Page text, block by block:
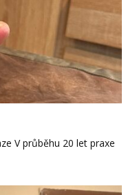
V průběhu 20 let praxe